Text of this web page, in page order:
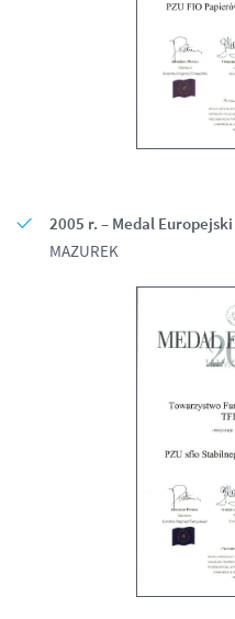
2005 r. – Medal Europejski
MAZUREK